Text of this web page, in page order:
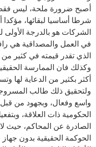
أصبح ضرورة ملحة، ليس
شرطا أساسيا لبقائها، مؤكدا
الشركات هو بالدرجة
في العمل والمصداقية هي
الذي تقدر قيمته في كثير
وكذلك فان الممارسة
أكثر بكثير من الدعاية لها
ولتحقيق ذلك طالب
واسع وفعال، وبجهود من
الحكومية ذات العلاقة،
الصادرة عن المحاكم، حيث
الحوكمة الحقيقية بدون